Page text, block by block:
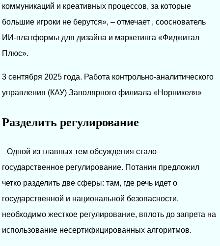
коммуникаций и креативных процессов, за которые
большие игроки не берутся», – отмечает , сооснователь
ИИ-платформы для дизайна и маркетинга «Фиджитал
Плюс».
3 сентября 2025 года. Работа контрольно-аналитического
управления (КАУ) Заполярного филиала «Норникеля»
Разделить регулирование
Одной из главных тем обсуждения стало
государственное регулирование. Потанин предложил
четко разделить две сферы: там, где речь идет о
государственной и национальной безопасности,
необходимо жесткое регулирование, вплоть до запрета на
использование несертифицированных алгоритмов.